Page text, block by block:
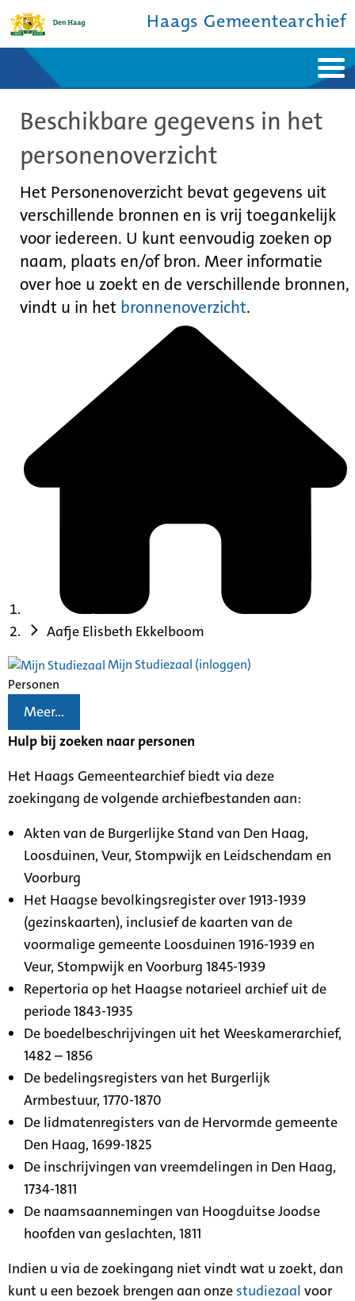
Haags Gemeentearchief
Ontdek de stad
De studiezaal
Bronnen en collecties
Contact
Beschikbare gegevens in het
personenoverzicht
Het Personenoverzicht bevat gegevens uit
verschillende bronnen en is vrij toegankelijk
voor iedereen. U kunt eenvoudig zoeken op
naam, plaats en/of bron. Meer informatie
over hoe u zoekt en de verschillende bronnen,
vindt u in het bronnenoverzicht.
Aafje Elisbeth Ekkelboom
Mijn Studiezaal (inloggen)
Personen
Meer...
Hulp bij zoeken naar personen
Het Haags Gemeentearchief biedt via deze
zoekingang de volgende archiefbestanden aan:
Akten van de Burgerlijke Stand van Den Haag,
Loosduinen, Veur, Stompwijk en Leidschendam en
Voorburg
Het Haagse bevolkingsregister over 1913-1939
(gezinskaarten), inclusief de kaarten van de
voormalige gemeente Loosduinen 1916-1939 en
Veur, Stompwijk en Voorburg 1845-1939
Repertoria op het Haagse notarieel archief uit de
periode 1843-1935
De boedelbeschrijvingen uit het Weeskamerarchief,
1482 – 1856
De bedelingsregisters van het Burgerlijk
Armbestuur, 1770-1870
De lidmatenregisters van de Hervormde gemeente
Den Haag, 1699-1825
De inschrijvingen van vreemdelingen in Den Haag,
1734-1811
De naamsaannemingen van Hoogduitse Joodse
hoofden van geslachten, 1811
Indien u via de zoekingang niet vindt wat u zoekt, dan
kunt u een bezoek brengen aan onze studiezaal voor